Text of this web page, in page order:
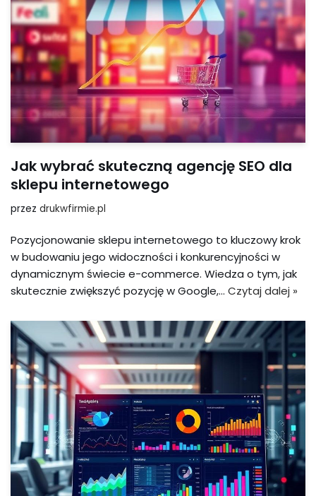
Jak wybrać skuteczną agencję SEO dla
sklepu internetowego
przez drukwfirmie.pl
Pozycjonowanie sklepu internetowego to kluczowy krok
w budowaniu jego widoczności i konkurencyjności w
dynamicznym świecie e-commerce. Wiedza o tym, jak
skutecznie zwiększyć pozycję w Google,… Czytaj dalej »